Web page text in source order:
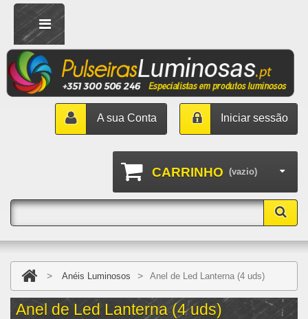
Iniciar sessão
A sua Conta
CARRINHO (vazio)
> Anéis Luminosos > Anel de Led Lanterna (4 uds)
Anel de Led Lanterna (4 uds)